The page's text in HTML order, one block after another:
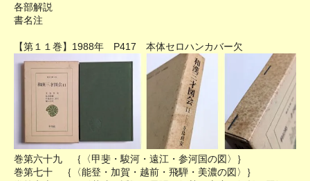
各部解説
書名注
【第１１巻】1988年 P417 本体セロハンカバー欠
巻第六十九 ｛〈甲斐・駿河・遠江・参河国の図〉｝
巻第七十 ｛〈能登・加賀・越前・飛騨・美濃の図〉｝